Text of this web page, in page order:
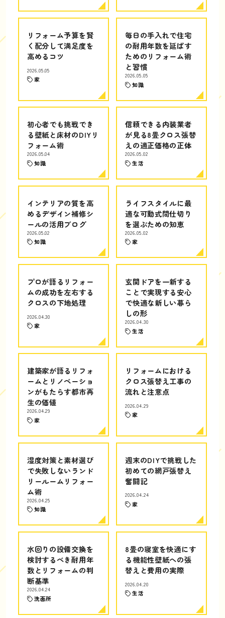
リフォーム予算を賢
く配分して満足度を
高めるコツ
2026.05.05
家
毎日の手入れで住宅
の耐用年数を延ばす
ためのリフォーム術
と習慣
2026.05.05
知識
初心者でも挑戦でき
る壁紙と床材のDIYリ
フォーム術
2026.05.04
知識
信頼できる内装業者
が見る8畳クロス張替
えの適正価格の正体
2026.05.02
生活
インテリアの質を高
めるデザイン補修シ
ールの活用ブログ
2026.05.02
知識
ライフスタイルに最
適な可動式間仕切り
を選ぶための知恵
2026.05.02
家
プロが語るリフォー
ムの成功を左右する
クロスの下地処理
2026.04.30
家
玄関ドアを一新する
ことで実現する安心
で快適な新しい暮ら
しの形
2026.04.30
生活
建築家が語るリフォ
ームとリノベーショ
ンがもたらす都市再
生の価値
2026.04.29
家
リフォームにおける
クロス張替え工事の
流れと注意点
2026.04.29
家
湿度対策と素材選び
で失敗しないランド
リールームリフォー
ム術
2026.04.25
知識
週末のDIYで挑戦した
初めての網戸張替え
奮闘記
2026.04.24
家
水回りの設備交換を
検討するべき耐用年
数とリフォームの判
断基準
2026.04.24
洗面所
8畳の寝室を快適にす
る機能性壁紙への張
替えと費用の実際
2026.04.20
生活